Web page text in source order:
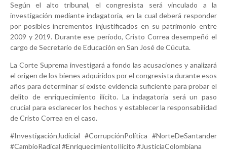
Según el alto tribunal, el congresista será vinculado a la
investigación mediante indagatoria, en la cual deberá responder
por posibles incrementos injustificados en su patrimonio entre
2009 y 2019. Durante ese período, Cristo Correa desempeñó el
cargo de Secretario de Educación en San José de Cúcuta.
La Corte Suprema investigará a fondo las acusaciones y analizará
el origen de los bienes adquiridos por el congresista durante esos
años para determinar si existe evidencia suficiente para probar el
delito de enriquecimiento ilícito. La indagatoria será un paso
crucial para esclarecer los hechos y establecer la responsabilidad
de Cristo Correa en el caso.
#InvestigaciónJudicial #CorrupciónPolítica #NorteDeSantander
#CambioRadical #EnriquecimientoIlícito #JusticiaColombiana